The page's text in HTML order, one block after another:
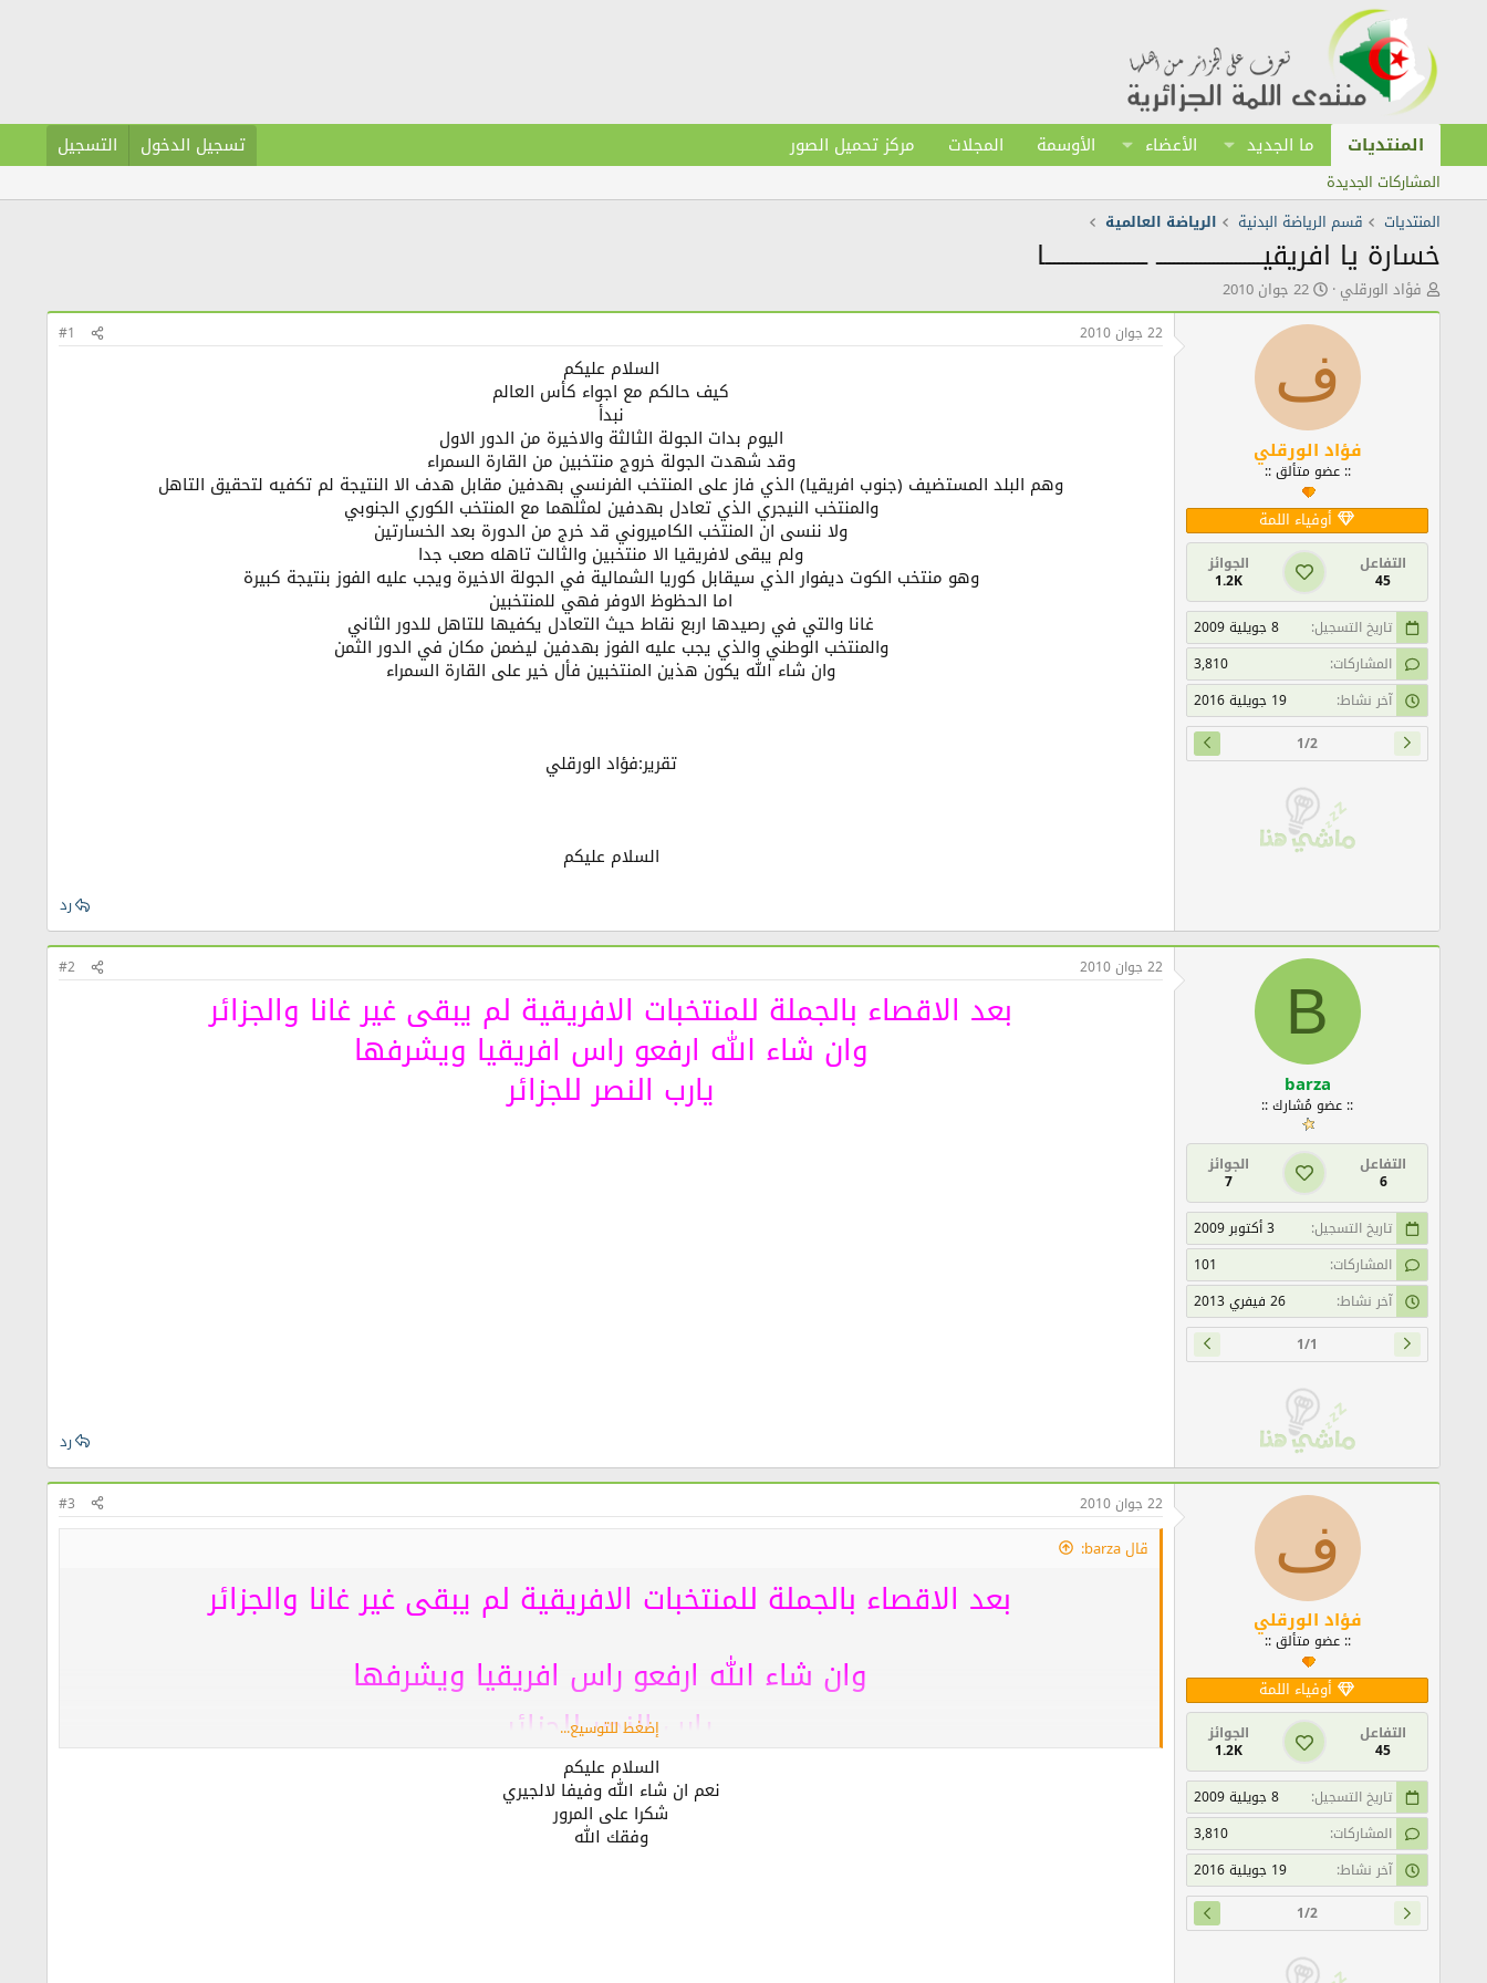
المنتديات ما الجديد الأعضاء الأوسمة المجلات مركز تحميل الصور تسجيل الدخول التسجيل
المشاركات الجديدة
المنتديات
قسم الرياضة البدنية الرياضة العالمية
خسارة يا افريقيــــــــــــــــــــــــ ـــــــــــــــــــــــا
ك
ا
فؤاد الورقلي ت
ا
ر
ل
ن
ش
ر
22 جوان 2010
ف
فؤاد الورقلي
:: عضو متألق ::
أوفياء اللمة
التفاعل
45
الجوائز
1.2K
تاريخ التسجيل
8 جويلية 2009
المشاركات
3,810
آخر نشاط
19 جويلية 2016
1/2
22 جوان 2010 #1
السلام عليكم
كيف حالكم مع اجواء كأس العالم
نبدأ
اليوم بدات الجولة الثالثة والاخيرة من الدور الاول
وقد شهدت الجولة خروج منتخبين من القارة السمراء
وهم البلد المستضيف (جنوب افريقيا) الذي فاز على المنتخب الفرنسي بهدفين مقابل هدف الا النتيجة لم تكفيه لتحقيق التاهل
والمنتخب النيجري الذي تعادل بهدفين لمثلهما مع المنتخب الكوري الجنوبي
ولا ننسى ان المنتخب الكاميروني قد خرج من الدورة بعد الخسارتين
ولم يبقى لافريقيا الا منتخبين والثالت تاهله صعب جدا
وهو منتخب الكوت ديفوار الذي سيقابل كوريا الشمالية في الجولة الاخيرة ويجب عليه الفوز بنتيجة كبيرة
اما الحظوظ الاوفر فهي للمنتخبين
غانا والتي في رصيدها اربع نقاط حيث التعادل يكفيها للتاهل للدور الثاني
والمنتخب الوطني والذي يجب عليه الفوز بهدفين ليضمن مكان في الدور الثمن
وان شاء الله يكون هذين المنتخبين فأل خير على القارة السمراء
تقرير:فؤاد الورقلي
السلام عليكم
رد
B
barza
:: عضو مُشارك ::
التفاعل
6
الجوائز
7
تاريخ التسجيل
3 أكتوبر 2009
المشاركات
101
آخر نشاط
26 فيفري 2013
1/1
22 جوان 2010 #2
بعد الاقصاء بالجملة للمنتخبات الافريقية لم يبقى غير غانا والجزائر
وان شاء الله ارفعو راس افريقيا ويشرفها
يارب النصر للجزائر
رد
ف
فؤاد الورقلي
:: عضو متألق ::
أوفياء اللمة
التفاعل
45
الجوائز
1.2K
تاريخ التسجيل
8 جويلية 2009
المشاركات
3,810
آخر نشاط
19 جويلية 2016
1/2
22 جوان 2010 #3
قال barza:
بعد الاقصاء بالجملة للمنتخبات الافريقية لم يبقى غير غانا والجزائر
وان شاء الله ارفعو راس افريقيا ويشرفها
يارب النصر للجزائر
إضغط للتوسيع...
السلام عليكم
نعم ان شاء الله وفيفا لالجيري
شكرا على المرور
وفقك الله